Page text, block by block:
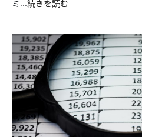
ミ...続きを読む